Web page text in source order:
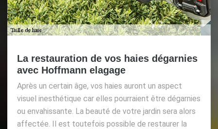
La restauration de vos haies dégarnies
avec Hoffmann elagage
Après un certain âge, vos haies auront un aspect
visuel inesthétique car elles pourraient être dégarnies
ou envahissante. La beauté de votre jardin sera alors
affectée. Il est toutefois possible de restaurer la